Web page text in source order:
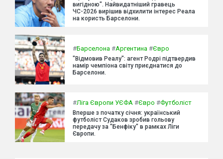
вигідною". Найвидатніший гравець
ЧС-2026 вирішив відхилити інтерес Реала
на користь Барселони.
#Барселона #Аргентина #Євро
"Відмовив Реалу": агент Родрі підтвердив
намір чемпіона світу приєднатися до
Барселони.
#Ліга Європи УЄФА #Євро #Футболіст
Вперше з початку січня: український
футболіст Судаков зробив гольову
передачу за "Бенфіку" в рамках Ліги
Європи.